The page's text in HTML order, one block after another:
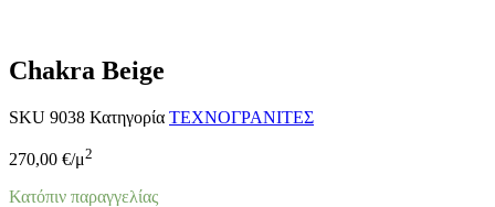
Chakra Beige
SKU 9038 Κατηγορία ΤΕΧΝΟΓΡΑΝΙΤΕΣ
270,00 €/μ2
Κατόπιν παραγγελίας